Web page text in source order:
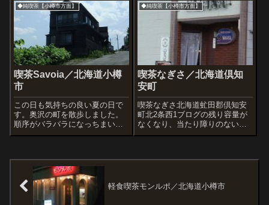
なんと35万人もの人が見てくれ
ました。『ドリフにでてくるよ
うだ』『家がおしくらまんじゅ
うしてる』などと...
◆純喫茶【小樽市方面】
喫茶Savoia／北海道小樽
市
この日も気持ちの良い夏の日で
す。奥沢の町を散歩しました。
順序がバラバラになっちまいま
したが、このあと、さきほどup
喫茶Savoia(さぼいあ)さん右下の
タイルもかわい～。薬局のシャ
ッター...
◆純喫茶【小樽市方面】
喫茶なぎさ／北海道倶知
安町
喫茶なぎさ北海道虻田郡倶知安
町北2条西1ブログの残り容量が
なくなり、当たり障りのない過
去記事を消去した分、新たに追
投稿あたりの写真を少なく、あ
節約になるんで...
軽食喫茶モンルポ／北海道小樽市